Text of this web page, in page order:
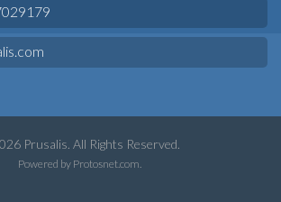
Prusalis. All Rights Reserved.
Powered by Protosnet.com